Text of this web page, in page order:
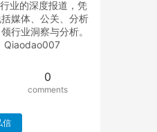
业的深度报道，凭
媒体、公关、分析
行业洞察与分析。
Qiaodao007
0
comments
信